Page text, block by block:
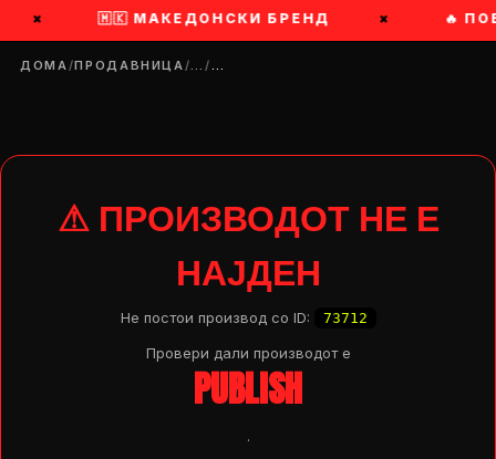
× 🇲🇰 МАКЕДОНСКИ БРЕНД × 🔥
ДОМА/ПРОДАВНИЦА/…/…
⚠ ПРОИЗВОДОТ НЕ Е
НАЈДЕН
Не постои производ со ID: 73712
Провери дали производот e
PUBLISH
.